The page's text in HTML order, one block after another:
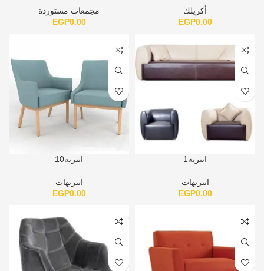
أكريلك
EGP0.00
مجمعات مستوردة
EGP0.00
انتريه1
انتريهات
EGP0.00
انتريه10
انتريهات
EGP0.00